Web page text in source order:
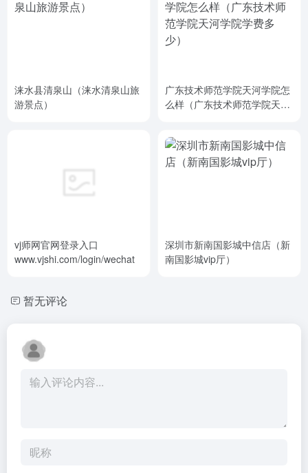
涞水县清泉山（涞水清泉山旅
游景点）
广东技术师范学院天河学院怎
么样（广东技术师范学院天河
vj师网官网登录入口
www.vjshi.com/login/wechat
深圳市新南国影城中信店（新
南国影城vip厅）
暂无评论